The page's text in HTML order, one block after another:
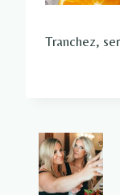
Tranchez,